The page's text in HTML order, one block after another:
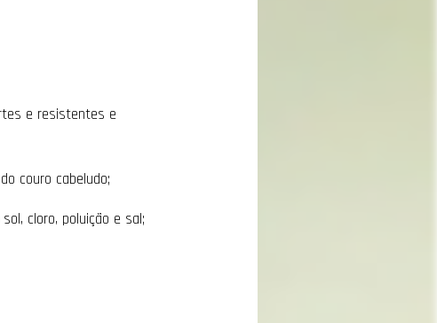
e resistentes e
couro cabeludo;
cloro, poluição e sal;